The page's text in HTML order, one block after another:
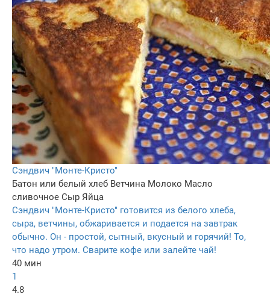
Сэндвич "Монте-Кристо"
Батон или белый хлеб Ветчина Молоко Масло
сливочное Сыр Яйца
Сэндвич "Монте-Кристо" готовится из белого хлеба,
сыра, ветчины, обжаривается и подается на завтрак
обычно. Он - простой, сытный, вкусный и горячий! То,
что надо утром. Сварите кофе или залейте чай!
40 мин
1
4.8